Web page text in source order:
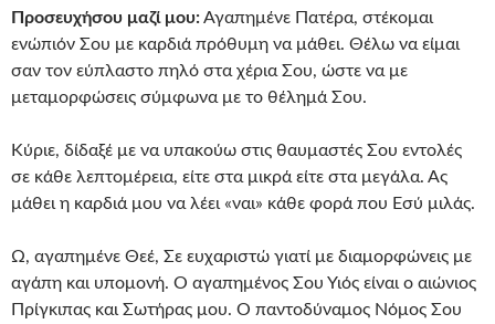
Προσευχήσου μαζί μου:Αγαπημένε Πατέρα, στέκομαι
ενώπιόν Σου με καρδιά πρόθυμη να μάθει. Θέλω να είμαι
σαν τον εύπλαστο πηλό στα χέρια Σου, ώστε να με
μεταμορφώσεις σύμφωνα με το θέλημά Σου.
Κύριε, δίδαξέ με να υπακούω στις θαυμαστές Σου εντολές
σε κάθε λεπτομέρεια, είτε στα μικρά είτε στα μεγάλα. Ας
μάθει η καρδιά μου να λέει «ναι» κάθε φορά που Εσύ μιλάς.
Ω, αγαπημένε Θεέ, Σε ευχαριστώ γιατί με διαμορφώνεις με
αγάπη και υπομονή. Ο αγαπημένος Σου Υιός είναι ο αιώνιος
Πρίγκιπας και Σωτήρας μου. Ο παντοδύναμος Νόμος Σου